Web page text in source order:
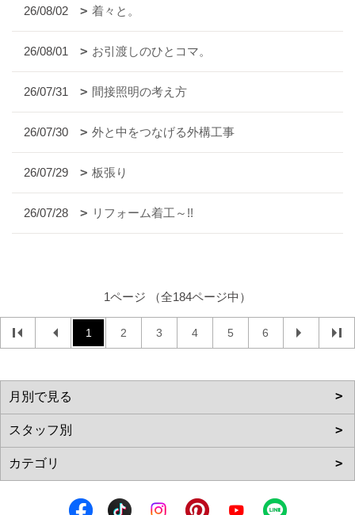
26/08/02 着々と。
26/08/01 お引渡しのひとコマ。
26/07/31 間接照明の考え方
26/07/30 外と中をつなげる外構工事
26/07/29 板張り
26/07/28 リフォーム着工～!!
1ページ （全184ページ中）
1 2 3 4 5 6